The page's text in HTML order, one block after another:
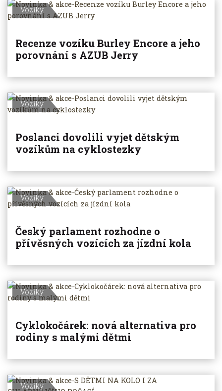
Vozíky
Recenze vozíku Burley Encore a jeho
porovnání s AZUB Jerry
Vozíky
Poslanci dovolili vyjet dětským
vozíkům na cyklostezky
Vozíky
Český parlament rozhodne o
přívěsných vozících za jízdní kola
Vozíky
Cyklokočárek: nová alternativa pro
rodiny s malými dětmi
Vozíky